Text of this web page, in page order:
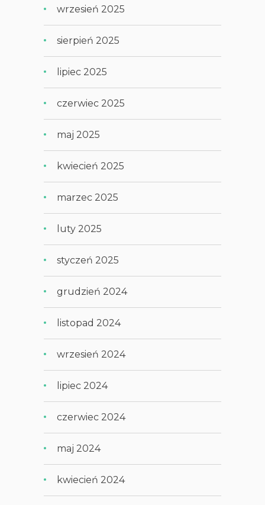
wrzesień 2025
sierpień 2025
lipiec 2025
czerwiec 2025
maj 2025
kwiecień 2025
marzec 2025
luty 2025
styczeń 2025
grudzień 2024
listopad 2024
wrzesień 2024
lipiec 2024
czerwiec 2024
maj 2024
kwiecień 2024